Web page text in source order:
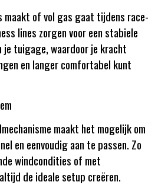
maakt of vol gas gaat tijdens race-
lines zorgen voor een stabiele
tuigage, waardoor je kracht
en langer comfortabel kunt
maakt het mogelijk om
en eenvoudig aan te passen. Zo
windcondities of met
de ideale setup creëren.